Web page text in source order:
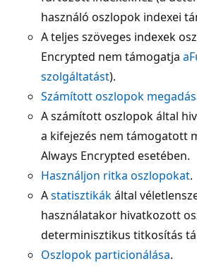
használó oszlopok indexei
A teljes szöveges indexek
Encrypted nem támogatja
szolgáltatást).
Számított oszlopok
A számított oszlopok által
a kifejezés nem támogatott
Always Encrypted esetében.
Használjon ritka oszlopokat.
Astatisztikákáltal
használatakor hivatkozott
determinisztikus titkosítás
Oszlopok particionálása.